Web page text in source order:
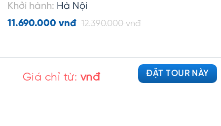
Khởi hành: Hà Nội
11.690.000 vnđ 12.390.000 vnđ
Giá chỉ từ: vnđ ĐẶT TOUR NÀY